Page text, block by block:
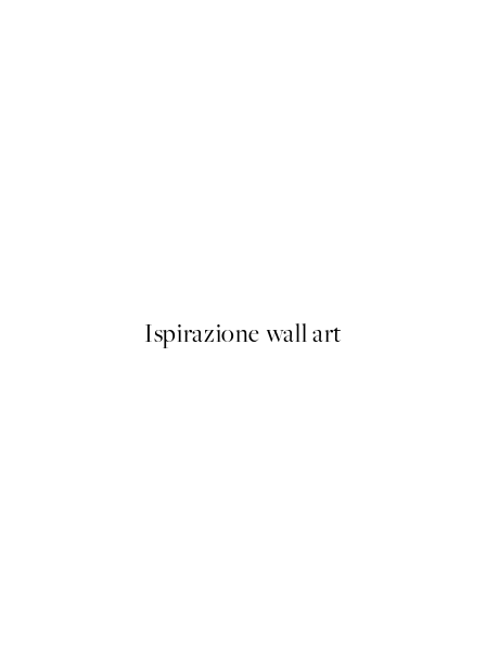
Ispirazione wall art